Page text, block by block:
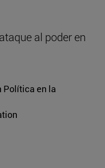
al poder en
Política en la